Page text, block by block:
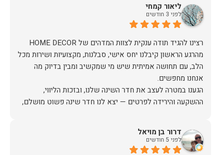
ליאור קמחי
לפני 3 חודשים
מהרגע הראשון קיבלנו יחס אישי, סבלנות, מקצועיות ושירות מכל
הלב, עם תחושה אמיתית שיש מי שמקשיב ומבין בדיוק מה
הגענו במטרה לעצב את חדר השינה שלנו, ובזכות הליווי,
ההשקעה והירידה לפרטים — יצא לנו חדר שינה פשוט מושלם,
אין ספק שעשינו את הבחירה הנכונה. ממליצים מכל הלב לכל מי
דרור בן מויאל
לפני 5 חודשים